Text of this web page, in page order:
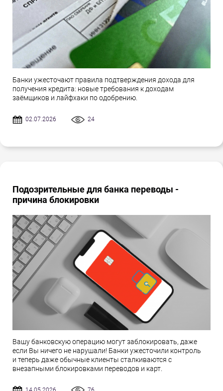
Банки ужесточают правила подтверждения дохода для
получения кредита: новые требования к доходам
заёмщиков и лайфхаки по одобрению.
02.07.2026 24
Подозрительные для банка переводы -
причина блокировки
Вашу банковскую операцию могут заблокировать, даже
если Вы ничего не нарушали! Банки ужесточили контроль
и теперь даже обычные клиенты сталкиваются с
внезапными блокировками переводов и карт.